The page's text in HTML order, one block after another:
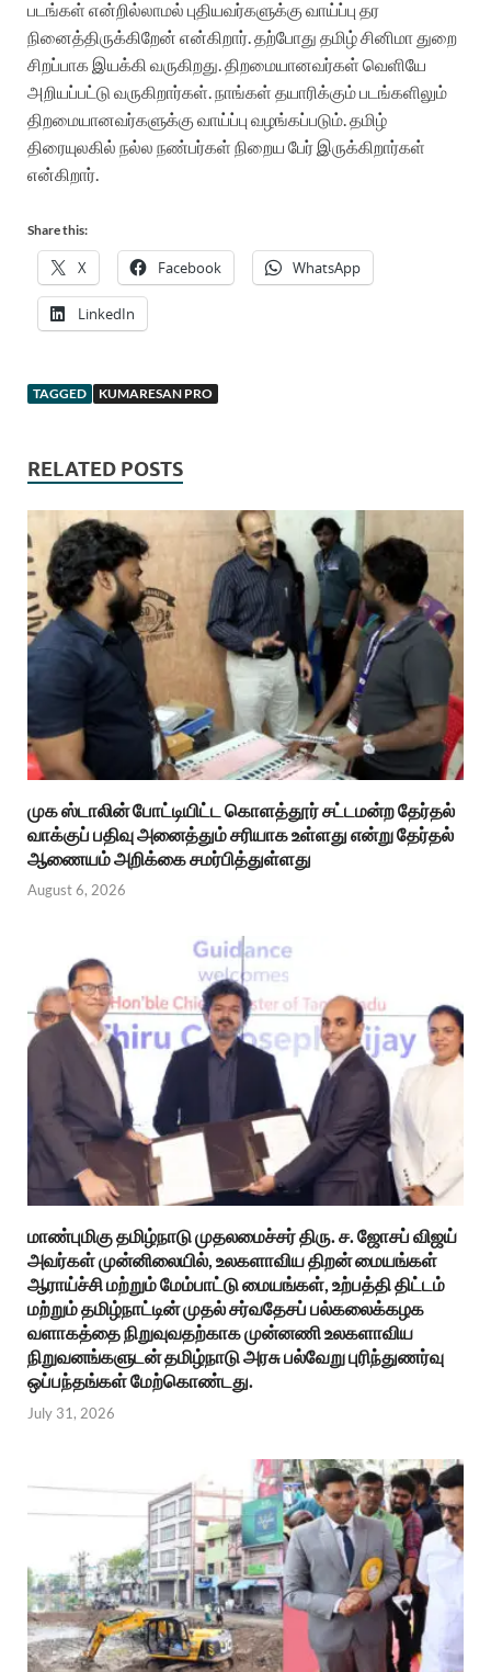
படங்கள் என்றில்லாமல் புதியவர்களுக்கு வாய்ப்பு தர
நினைத்திருக்கிறேன் என்கிறார். தற்போது தமிழ் சினிமா துறை
சிறப்பாக இயக்கி வருகிறது. திறமையானவர்கள் வெளியே
அறியப்பட்டு வருகிறார்கள். நாங்கள் தயாரிக்கும் படங்களிலும்
திறமையானவர்களுக்கு வாய்ப்பு வழங்கப்படும். தமிழ்
திரையுலகில் நல்ல நண்பர்கள் நிறைய பேர் இருக்கிறார்கள்
என்கிறார்.
Share this:
X Facebook WhatsApp
LinkedIn
TAGGED KUMARESAN PRO
RELATED POSTS
முக ஸ்டாலின் போட்டியிட்ட கொளத்தூர் சட்டமன்ற தேர்தல்
வாக்குப் பதிவு அனைத்தும் சரியாக உள்ளது என்று தேர்தல்
ஆணையம் அறிக்கை சமர்பித்துள்ளது
August 6, 2026
மாண்புமிகு தமிழ்நாடு முதலமைச்சர் திரு. ச. ஜோசப் விஜய்
அவர்கள் முன்னிலையில், உலகளாவிய திறன் மையங்கள்
ஆராய்ச்சி மற்றும் மேம்பாட்டு மையங்கள், உற்பத்தி திட்டம்
மற்றும் தமிழ்நாட்டின் முதல் சர்வதேசப் பல்கலைக்கழக
வளாகத்தை நிறுவுவதற்காக முன்னணி உலகளாவிய
நிறுவனங்களுடன் தமிழ்நாடு அரசு பல்வேறு புரிந்துணர்வு
ஒப்பந்தங்கள் மேற்கொண்டது.
July 31, 2026